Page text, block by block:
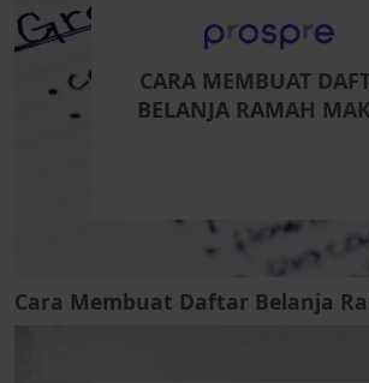
CARA MEMBUAT
BELANJA RAMAH
Cara Membuat Daftar Belanja